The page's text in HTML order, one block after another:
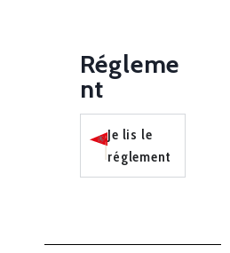
Régleme
nt
Je lis le
réglement